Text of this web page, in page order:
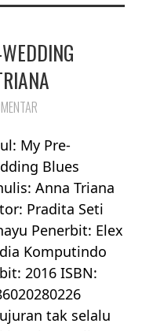
My Pre-
Blues
Anna Triana
Pradita Seti
Penerbit: Elex
Komputindo
2016 ISBN:
tak selalu